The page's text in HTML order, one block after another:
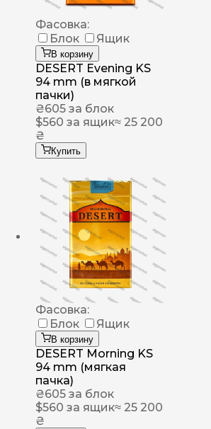
Фасовка:
Блок
Ящик
В корзину
DESERT Evening KS
94 mm (в мягкой
пачки)
₴605 за блок
$560 за ящик≈ 25 200
₴
Купить
Фасовка:
Блок
Ящик
В корзину
DESERT Morning KS
94 mm (мягкая
пачка)
₴605 за блок
$560 за ящик≈ 25 200
₴